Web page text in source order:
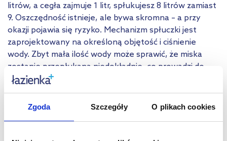
Zgoda Szczegóły O plikach cookies
litrów, a cegła zajmuje 1 litr, spłukujesz 8 litrów zamiast
9. Oszczędność istnieje, ale bywa skromna – a przy
okazji pojawia się ryzyko. Mechanizm spłuczki jest
zaprojektowany na określoną objętość i ciśnienie
wody. Zbyt mała ilość wody może sprawić, że miska
zostanie przepłukana niedokładnie, co prowadzi do
podwójnego spłukiwania i kasuje całą oszczędność.
Cegła może też uszkodzić mechanizm lub kruszącym
się materiałem zanieczyszczać wodę.